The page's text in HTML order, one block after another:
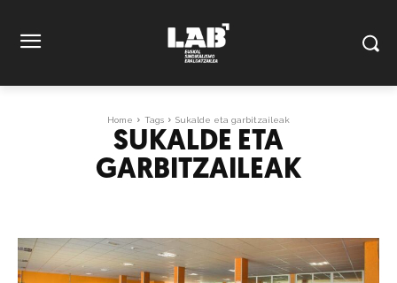
Home Tags Sukalde eta garbitzaileak
SUKALDE ETA
GARBITZAILEAK